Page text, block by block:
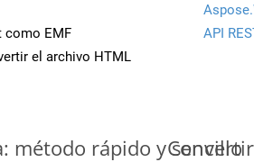
como EMF
el archivo HTML
API
método rápido y sencillo